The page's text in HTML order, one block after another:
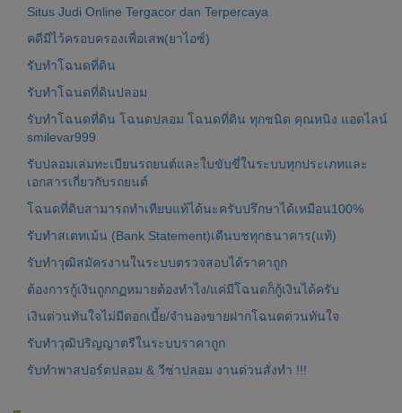
Situs Judi Online Tergacor dan Terpercaya
คดีมีไว้ครอบครองเพื่อเสพ(ยาไอซ์)
รับทำโฉนดที่ดิน
รับทำโฉนดที่ดินปลอม
รับทำโฉนดที่ดิน โฉนดปลอม โฉนดที่ดิน ทุกชนิด คุณหนิง แอดไลน์
smilevar999
รับปลอมเล่มทะเบียนรถยนต์และใบขับขี่ในระบบทุกประเภทและ
เอกสารเกี่ยวกับรถยนต์
โฉนดที่ดิบสามารถทำเทียบแท้ได้นะครับปรึกษาได้เหมือน100%
รับทำสเตทเม้น (Bank Statement)เดีนบชทุกธนาคาร(แท้)
รับทำวุฒิสมัครงานในระบบตรวจสอบได้ราคาถูก
ต้องการกู้เงินถูกกฏหมายต้องทำไง/แค่มีโฉนดก็กู้เงินได้ครับ
เงินด่วนทันใจไม่มีดอกเบี้ย/จำนองขายฝากโฉนดด่วนทันใจ
รับทำวุฒิปริญญาตรีในระบบราคาถูก
รับทำพาสปอร์ตปลอม & วีซ่าปลอม งานด่วนสั่งทำ !!!